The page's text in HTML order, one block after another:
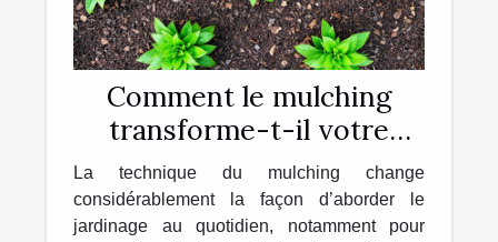
Comment le mulching
transforme-t-il votre
jardinage quotidien ?
La technique du mulching change
considérablement la façon d’aborder le
jardinage au quotidien, notamment pour